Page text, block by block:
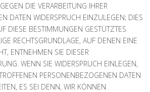
DIE VERARBEITUNG IHRER
DATEN WIDERSPRUCH EINZULEGEN; DIES
DIESE BESTIMMUNGEN GESTÜTZTES
RECHTSGRUNDLAGE, AUF DENEN EINE
ENTNEHMEN SIE DIESER
WENN SIE WIDERSPRUCH EINLEGEN,
PERSONENBEZOGENEN DATEN
ES SEI DENN, WIR KÖNNEN